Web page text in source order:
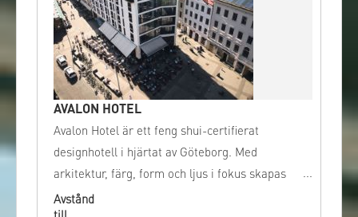
AVALON HOTEL
Avalon Hotel är ett feng shui-certifierat
designhotell i hjärtat av Göteborg. Med
arkitektur, färg, form och ljus i fokus skapas
en unik atmosfär, i restaurangen, på
Avstånd